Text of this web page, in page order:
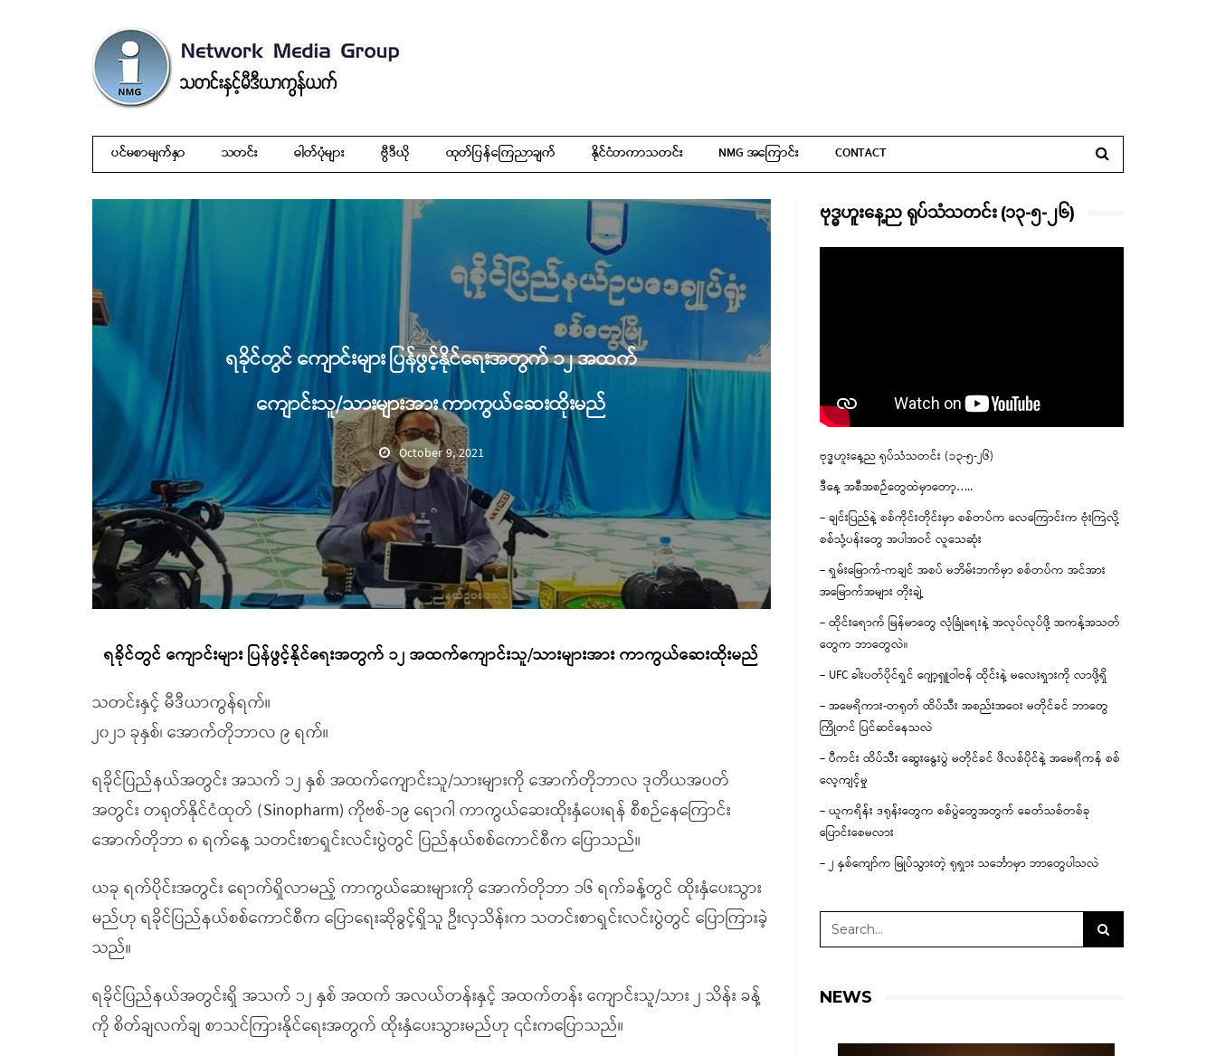
ပင်မစာမျက်နှာ သတင်း ဓါတ်ပုံများ ဗွီဒီယို ထုတ်ပြန်ကြေညာချက် နိုင်ငံတကာသတင်း NMG အကြောင်း CONTACT
ရခိုင်တွင် ကျောင်းများ ပြန်ဖွင့်နိုင်ရေးအတွက် ၁၂ အထက်
ကျောင်းသူ/သားများအား ကာကွယ်ဆေးထိုးမည်
October 9, 2021
ရခိုင်တွင် ကျောင်းများ ပြန်ဖွင့်နိုင်ရေးအတွက် ၁၂ အထက်ကျောင်းသူ/သားများအား ကာကွယ်ဆေးထိုးမည်
သတင်းနှင့် မီဒီယာကွန်ရက်။
၂၀၂၁ ခုနှစ်၊ အောက်တိုဘာလ ၉ ရက်။
ရခိုင်ပြည်နယ်အတွင်း အသက် ၁၂ နှစ် အထက်ကျောင်းသူ/သားများကို အောက်တိုဘာလ ဒုတိယအပတ်
အတွင်း တရုတ်နိုင်ငံထုတ် (Sinopharm) ကိုဗစ်-၁၉ ရောဂါ ကာကွယ်ဆေးထိုးနှံပေးရန် စီစဉ်နေကြောင်း
အောက်တိုဘာ ၈ ရက်နေ့ သတင်းစာရှင်းလင်းပွဲတွင် ပြည်နယ်စစ်ကောင်စီက ပြောသည်။
ယခု ရက်ပိုင်းအတွင်း ရောက်ရှိလာမည့် ကာကွယ်ဆေးများကို အောက်တိုဘာ ၁၆ ရက်ခန့်တွင် ထိုးနှံပေးသွား
မည်ဟု ရခိုင်ပြည်နယ်စစ်ကောင်စီက ပြောရေးဆိုခွင့်ရှိသူ ဦးလှသိန်းက သတင်းစာရှင်းလင်းပွဲတွင် ပြောကြားခဲ့
သည်။
ရခိုင်ပြည်နယ်အတွင်းရှိ အသက် ၁၂ နှစ် အထက် အလယ်တန်းနှင့် အထက်တန်း ကျောင်းသူ/သား ၂ သိန်း ခန့်
ကို စိတ်ချလက်ချ စာသင်ကြားနိုင်ရေးအတွက် ထိုးနှံပေးသွားမည်ဟု ၎င်းကပြောသည်။
ဗုဒ္ဓဟူးနေ့ည ရုပ်သံသတင်း (၁၃-၅-၂၆)
ဗုဒ္ဓဟူးနေ့ည ရုပ်သံသတင်း (၁၃-၅-၂၆)
ဒီနေ့ အစီအစဉ်တွေထဲမှာတော့…..
– ချင်းပြည်နဲ့ စစ်ကိုင်းတိုင်းမှာ စစ်တပ်က လေကြောင်းက ဗုံးကြဲလို့
စစ်သုံ့ပန်းတွေ အပါအဝင် လူသေဆုံး
– ရှမ်းမြောက်-ကချင် အစပ် မဘိမ်းဘက်မှာ စစ်တပ်က အင်အား
အမြောက်အများ တိုးချဲ့
– ထိုင်းရောက် မြန်မာတွေ လုံခြုံရေးနဲ့ အလုပ်လုပ်ဖို့ အကန့်အသတ်
တွေက ဘာတွေလဲ။
– UFC ခါးပတ်ပိုင်ရှင် ဂျော့ရှူဝါဗန် ထိုင်းနဲ့ မလေးရှားကို လာဖို့ရှိ
– အမေရိကား-တရုတ် ထိပ်သီး အစည်းအဝေး မတိုင်ခင် ဘာတွေ
ကြိုတင် ပြင်ဆင်နေသလဲ
– ပီကင်း ထိပ်သီး ဆွေးနွေးပွဲ မတိုင်ခင် ဖိလစ်ပိုင်နဲ့ အမေရိကန် စစ်
လေ့ကျင့်မှု
– ယူကရိန်း ဒရုန်းတွေက စစ်ပွဲတွေအတွက် ခေတ်သစ်တစ်ခု
ပြောင်းစေမလား
– ၂ နှစ်ကျော်က မြုပ်သွားတဲ့ ရုရှား သင်္ဘောမှာ ဘာတွေပါသလဲ
NEWS